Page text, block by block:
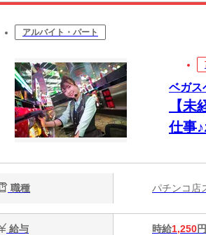
アルバイト・パート
ベガス
【
仕事
職種 パチンコ店
給与 時給1,250